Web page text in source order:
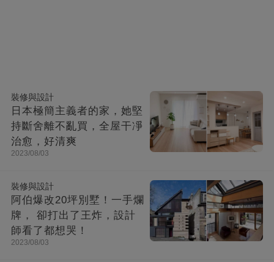
裝修與設計
日本極簡主義者的家，她堅
持斷舍離不亂買，全屋干凈
治愈，好清爽
2023/08/03
裝修與設計
阿伯爆改20坪別墅！一手爛
牌， 卻打出了王炸，設計
師看了都想哭！
2023/08/03